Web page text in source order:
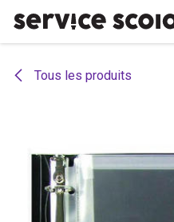
Tous les produits